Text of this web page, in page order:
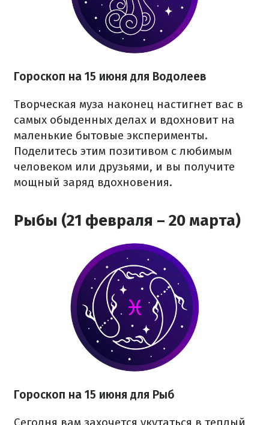
Гороскоп на 15 июня для Водолеев
Творческая муза наконец настигнет вас в
самых обыденных делах и вдохновит на
маленькие бытовые эксперименты.
Поделитесь этим позитивом с любимым
человеком или друзьями, и вы получите
мощный заряд вдохновения.
Рыбы (21 февраля – 20 марта)
Гороскоп на 15 июня для Рыб